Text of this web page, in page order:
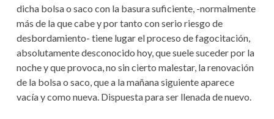
dicha bolsa o saco con la basura suficiente, -normalmente
más de la que cabe y por tanto con serio riesgo de
desbordamiento- tiene lugar el proceso de fagocitación,
absolutamente desconocido hoy, que suele suceder por la
noche y que provoca, no sin cierto malestar, la renovación
de la bolsa o saco, que a la mañana siguiente aparece
vacía y como nueva. Dispuesta para ser llenada de nuevo.